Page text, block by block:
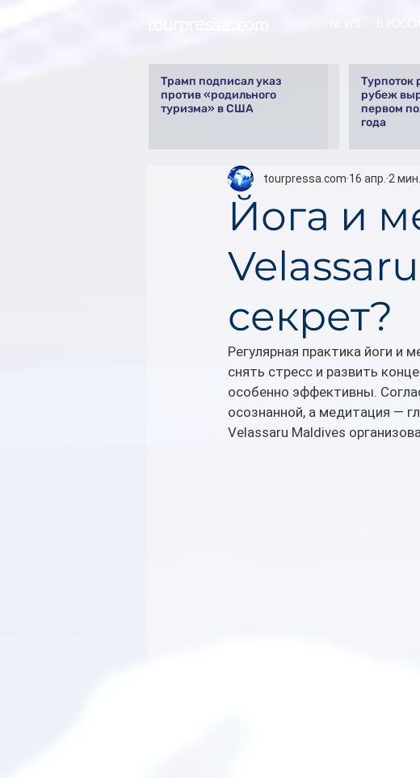
Трамп подписал указ
против «родильного
туризма» в США
Турпоток
рубеж
первом
года
Йога и
секрет?
tourpressa.com 16 апр. 2
Регулярная практика йоги и
снять стресс и развить
особенно эффективны.
осознанной, а медитация —
Velassaru Maldives